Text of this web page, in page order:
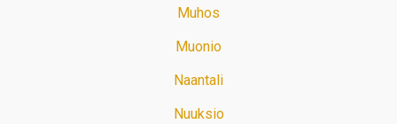
Muhos
Muonio
Naantali
Nuuksio